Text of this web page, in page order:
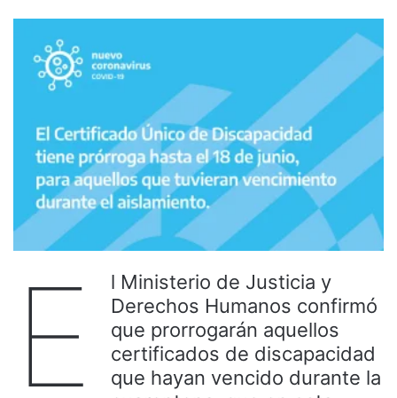
E
l Ministerio de Justicia y
Derechos Humanos confirmó
que prorrogarán aquellos
certificados de discapacidad
que hayan vencido durante la